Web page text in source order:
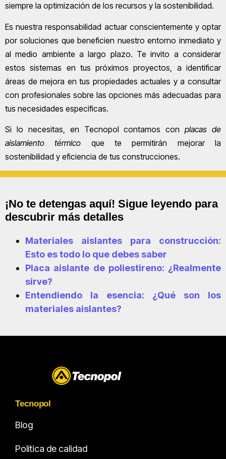
siempre la optimización de los recursos y la sostenibilidad.
Es nuestra responsabilidad actuar conscientemente y optar
por soluciones que beneficien nuestro entorno inmediato y
al medio ambiente a largo plazo. Te invito a considerar
estos sistemas en tus próximos proyectos, a identificar
áreas de mejora en tus propiedades actuales y a consultar
con profesionales sobre las opciones más adecuadas para
tus necesidades específicas.
Si lo necesitas, en Tecnopol contamos conplacas de
aislamiento térmico que te permitirán mejorar la
sostenibilidad y eficiencia de tus construcciones.
¡No te detengas aquí! Sigue leyendo para
descubrir más detalles
Materiales aislantes para construcción:
Esto es todo lo que debes saber
Placa aislante de poliestireno: ¿Realmente
sirve?
Entendiendo la esencia: ¿Qué son los
materiales aislantes?
Tecnopol
Blog
Política de calidad